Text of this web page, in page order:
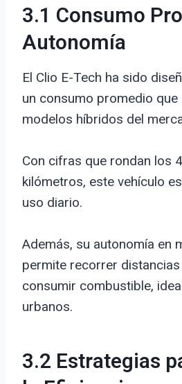
3.1 Consumo
Autonomía
El Clio E-Tech ha sido
un consumo promedio
modelos híbridos del
Con cifras que rondan los
kilómetros, este vehículo
uso diario.
Además, su autonomía en
permite recorrer
consumir combustible,
urbanos.
3.2 Estrategias